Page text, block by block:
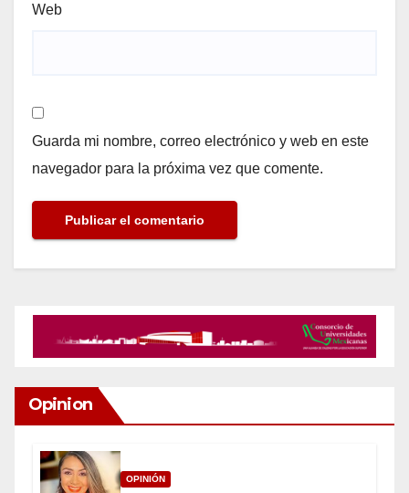
Web
Guarda mi nombre, correo electrónico y web en este
navegador para la próxima vez que comente.
Opinion
OPINIÓN